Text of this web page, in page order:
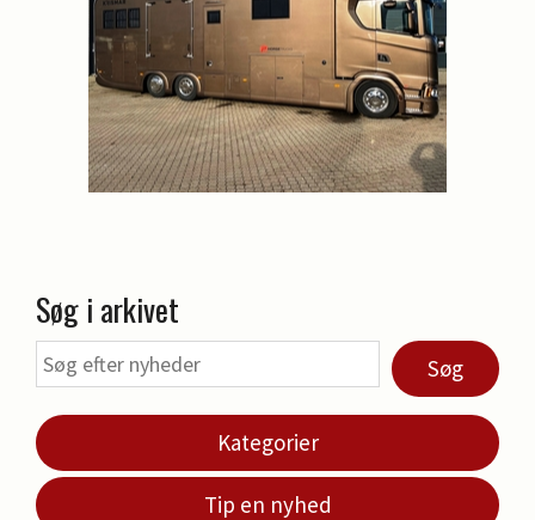
Søg i arkivet
Søg
Kategorier
Tip en nyhed